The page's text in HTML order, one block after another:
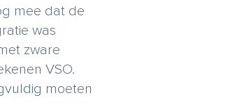
mee dat de
was
zware
VSO.
moeten